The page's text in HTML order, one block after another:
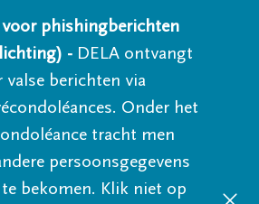
voor phishingberichten
- DELA ontvangt
valse berichten via
Onder het
tracht men
persoonsgegevens
bekomen. Klik niet op